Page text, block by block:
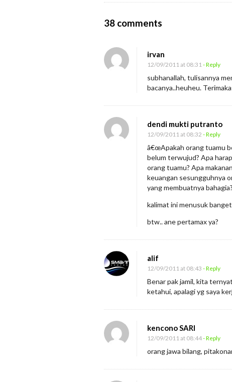
38 comments
e
r
n
y
t
a
S
a
y
a
n
a
G
e
-
r
!
irvan
12/09/2011 at 08:31- Reply
subhanallah, tulisannya
bacanya..heuheu.
dendi mukti putranto
12/09/2011 at 08:32 - Reply
â€œApakah orang tuamu
belum terwujud? Apa
orang tuamu? Apa
keuangan sesungguhnya
yang membuatnya
kalimat ini menusuk banget
btw.. ane pertamax ya?
alif
12/09/2011 at 08:43 - Reply
Benar pak jamil, kita
ketahui, apalagi yg saya
kencono SARI
12/09/2011 at 08:44- Reply
orang jawa bilang,